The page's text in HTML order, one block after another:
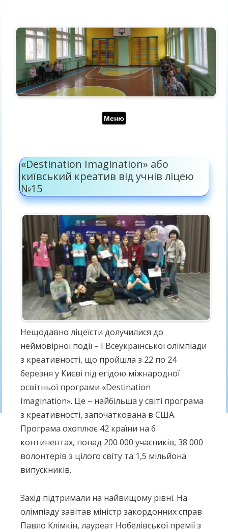
Меню
«Destination Imagination» або
київський креатив від учнів ліцею
№15
Нещодавно ліцеїсти долучилися до
неймовірної події – І Всеукраїнської олімпіади
з креативності, що пройшла з 22 по 24
березня у Києві під егідою міжнародної
освітньої програми «Destination
Imagination». Це – найбільша у світі програма
з креативності, започаткована в США.
Програма охоплює 42 країни на 6
континентах, понад 200 000 учасників, 38 000
волонтерів з цілого світу та 1,5 мільйона
випускників.
Захід підтримали на найвищому рівні. На
олімпіаду завітав міністр закордонних справ
Павло Клімкін, лауреат Нобелівської премії з